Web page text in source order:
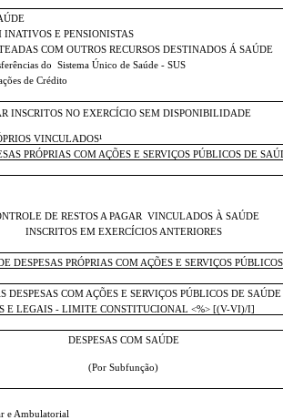
INATIVOS E PENSIONISTAS
COM OUTROS RECURSOS DESTINADOS Á SAÚDE
do
Sistema Único de Saúde - SUS
de Crédito
INSCRITOS NO EXERCÍCIO SEM DISPONIBILIDADE
VINCULADOS¹
PRÓPRIAS COM AÇÕES E SERVIÇOS PÚBLICOS DE
DE RESTOS A PAGAR
VINCULADOS À SAÚDE
INSCRITOS EM EXERCÍCIOS ANTERIORES
DESPESAS PRÓPRIAS COM AÇÕES E SERVIÇOS
DESPESAS COM AÇÕES E SERVIÇOS PÚBLICOS DE
E LEGAIS - LIMITE CONSTITUCIONAL <%> [(V-VI)/I]
DESPESAS COM SAÚDE
(Por Subfunção)
e Ambulatorial